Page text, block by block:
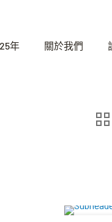
25年 關於我們